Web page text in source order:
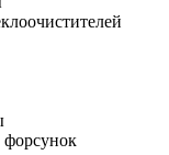
форсунок